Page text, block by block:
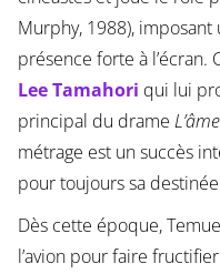
Murphy, 1988),
présence forte à l’écran.
Lee Tamahori qui lui
principal du drame
métrage est un succès
pour toujours sa
Dès cette époque,
l’avion pour faire